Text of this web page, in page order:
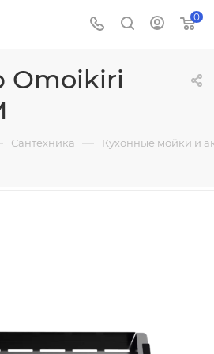
0
Omoikiri
Сантехника — Кухонные мойки и